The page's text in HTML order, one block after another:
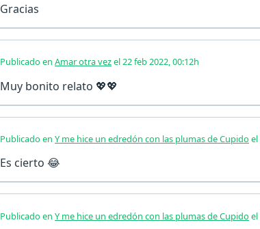
Gracias
Publicado en Amar otra vezel 22 feb 2022, 00:12h
Muy bonito relato 💖💖
Publicado en Y me hice un edredón con las plumas de Cupido el
Es cierto 😂
Publicado en Y me hice un edredón con las plumas de Cupido el